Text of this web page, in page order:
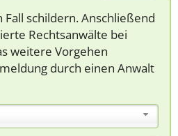
schildern. Anschließend
Rechtsanwälte bei
weitere Vorgehen
durch einen Anwalt